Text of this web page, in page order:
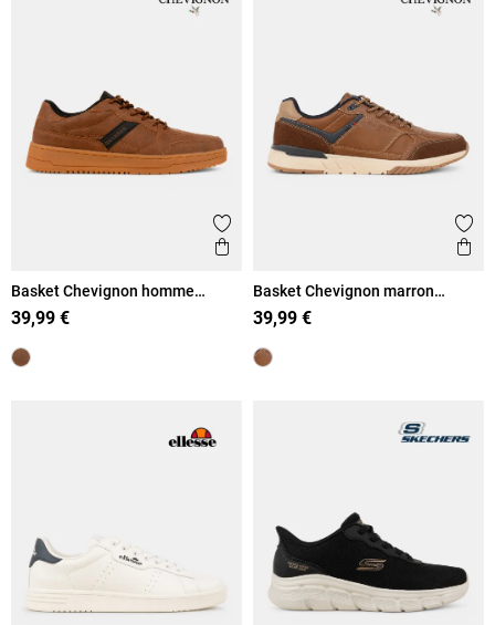
Ajouter aux favoris
Aperçu rapide
Basket Chevignon homme
marron (41-46)
39,99 €
Basket Chevignon marron
homme (41-46)
39,99 €